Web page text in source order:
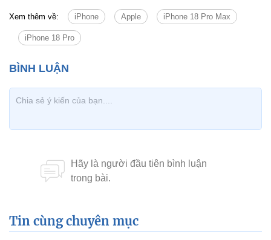
Xem thêm về: iPhone Apple iPhone 18 Pro Max
iPhone 18 Pro
Tin cùng chuyên mục